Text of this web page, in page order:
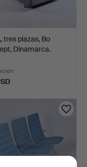
tres plazas, Bo
Dinamarca.